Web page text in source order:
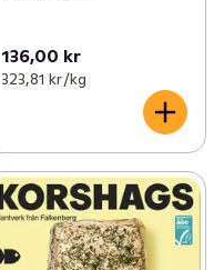
136,00 kr
323,81 kr /kg